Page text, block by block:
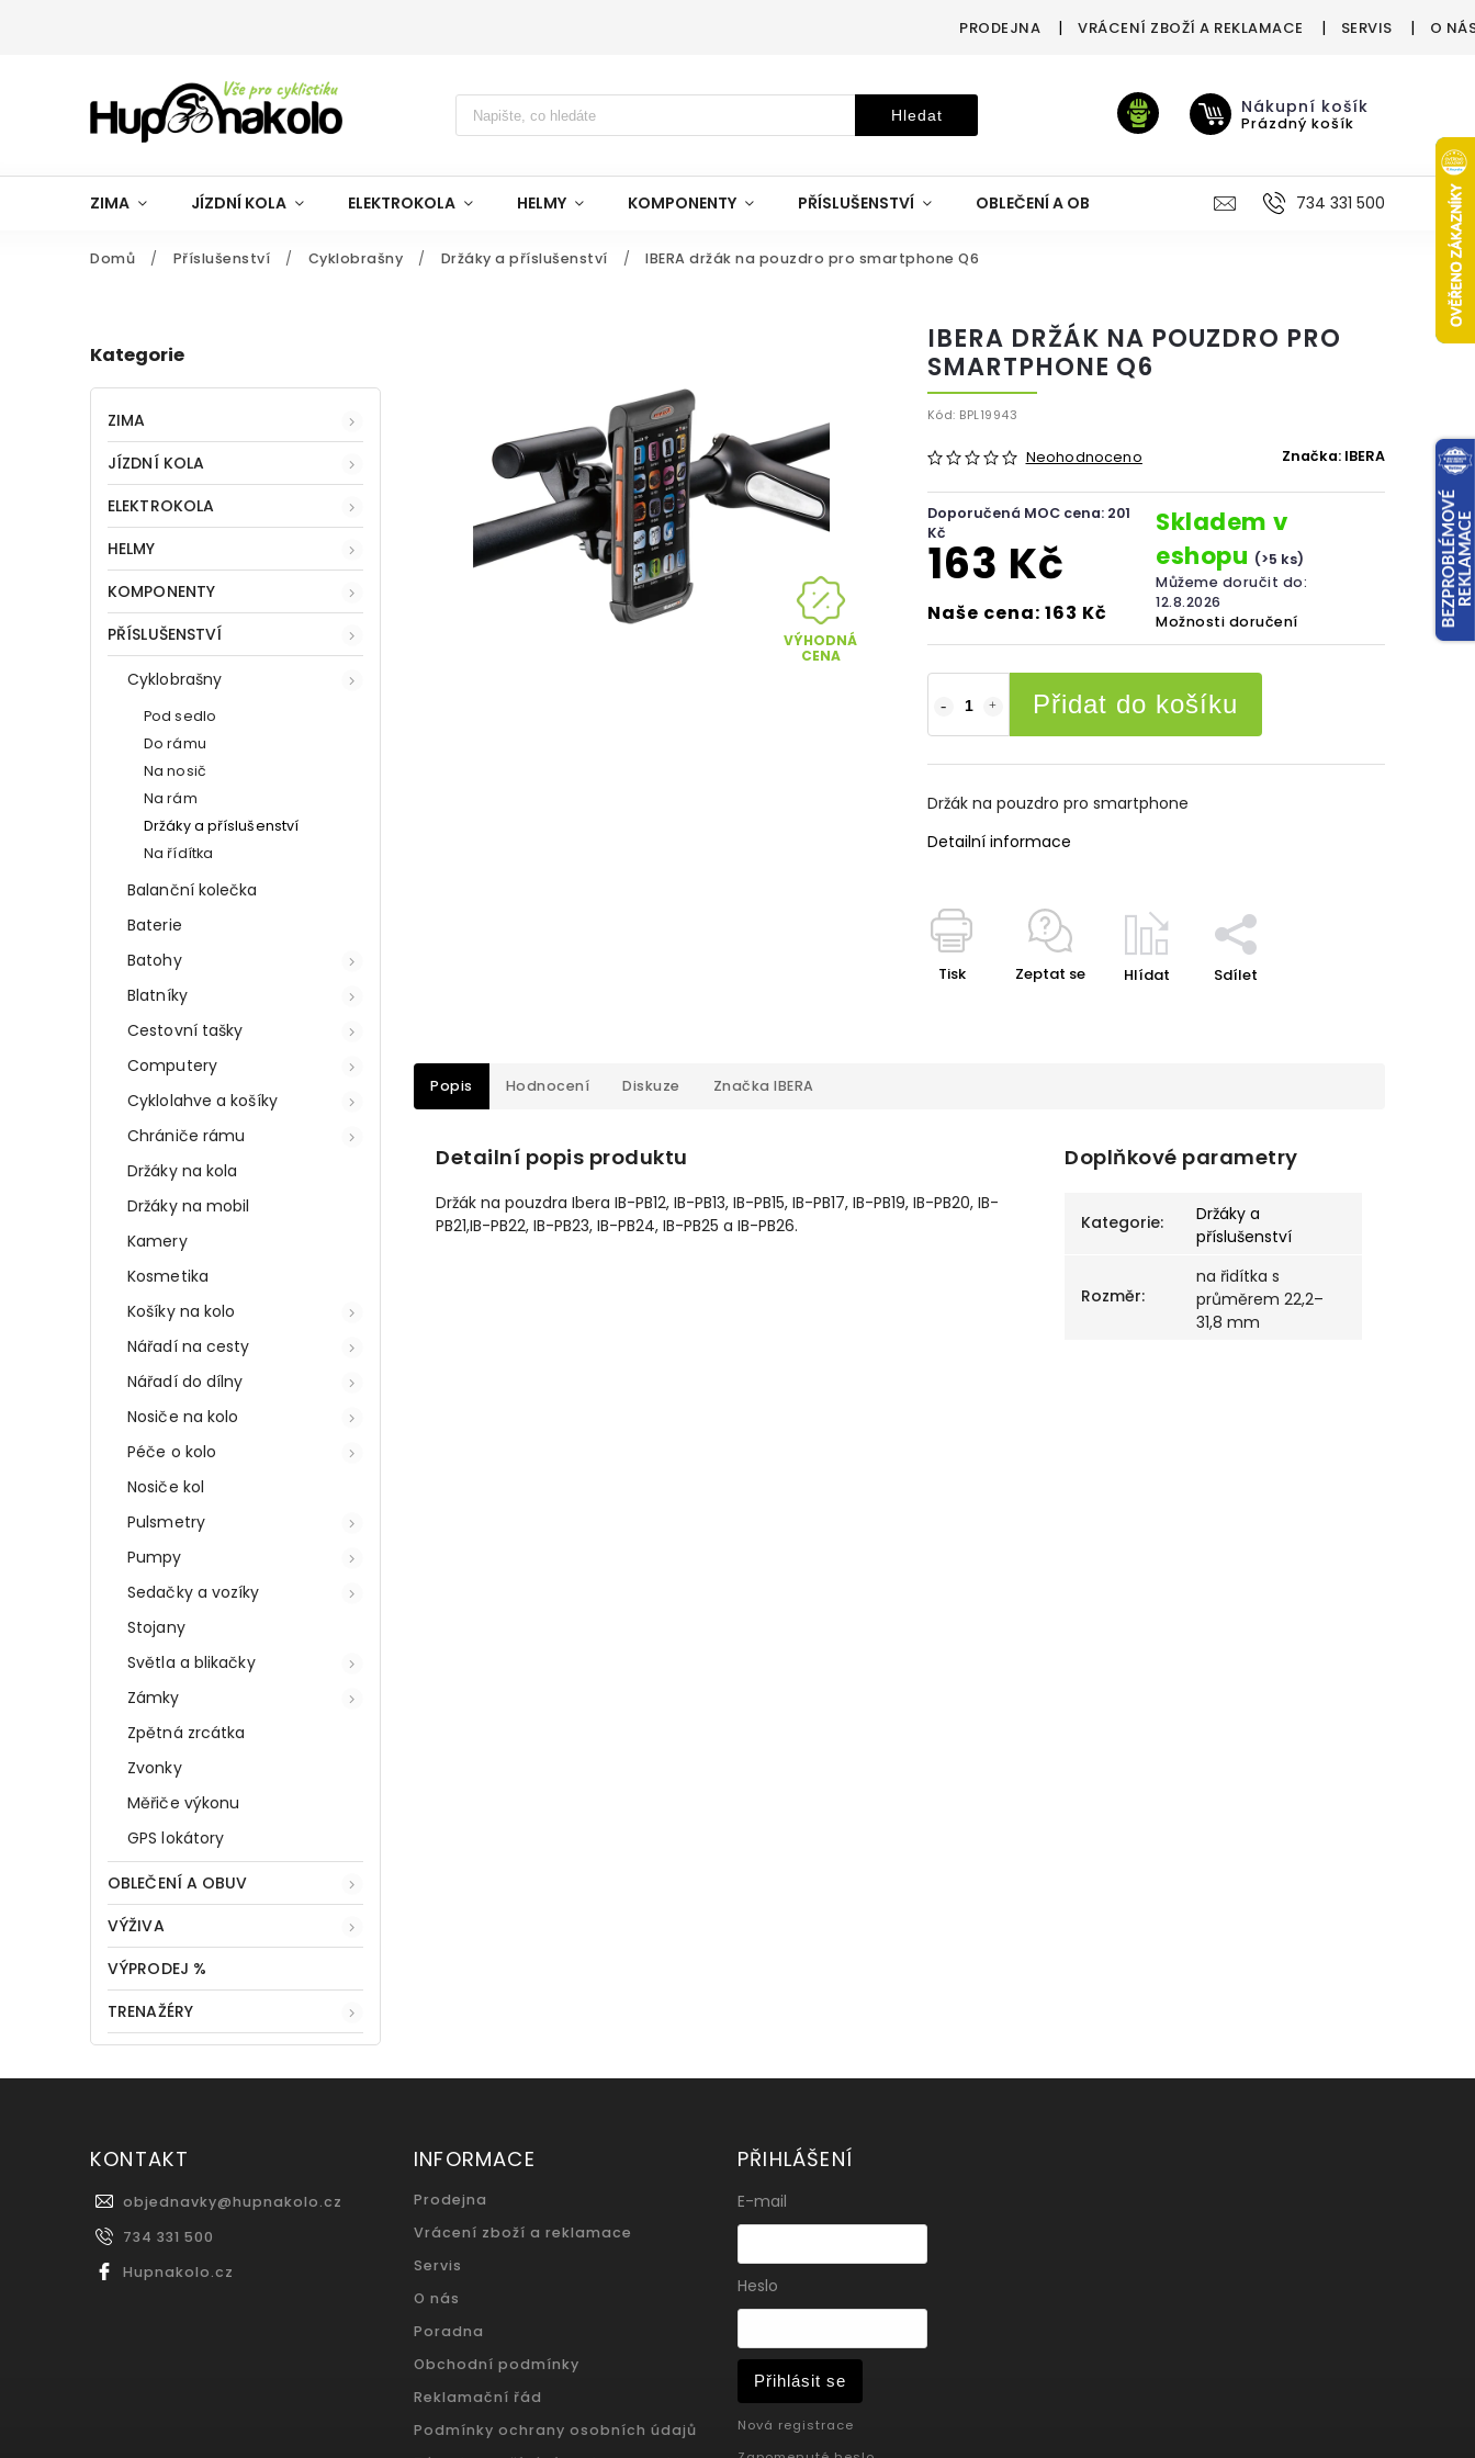
PRODEJNA VRÁCENÍ ZBOŽÍ A REKLAMACE SERVIS O
Hledat Nákupní košík
Prázdný košík
ZIMA JÍZDNÍ KOLA ELEKTROKOLA HELMY KOMPONENTY PŘÍSLUŠENSTVÍ OBLEČENÍ A OBUV VÝŽIVA VÝPRODEJ %
734 331 500
Domů / Příslušenství / Cyklobrašny / Držáky a příslušenství / IBERA držák na pouzdro pro smartphone Q6
Kategorie
ZIMA
JÍZDNÍ KOLA
ELEKTROKOLA
HELMY
KOMPONENTY
PŘÍSLUŠENSTVÍ
Cyklobrašny
Pod sedlo
Do rámu
Na nosič
Na rám
Držáky a příslušenství
Na řídítka
Balanční kolečka
Baterie
Batohy
Blatníky
Cestovní tašky
Computery
Cyklolahve a košíky
Chrániče rámu
Držáky na kola
Držáky na mobil
Kamery
Kosmetika
Košíky na kolo
Nářadí na cesty
Nářadí do dílny
Nosiče na kolo
Péče o kolo
Nosiče kol
Pulsmetry
Pumpy
Sedačky a vozíky
Stojany
Světla a blikačky
Zámky
Zpětná zrcátka
Zvonky
Měřiče výkonu
GPS lokátory
OBLEČENÍ A OBUV
VÝŽIVA
VÝPRODEJ %
TRENAŽÉRY
VÝHODNÁ
CENA
IBERA DRŽÁK NA POUZDRO PRO
SMARTPHONE Q6
Kód: BPL19943
Neohodnoceno Značka: IBERA
Doporučená MOC cena: 201
Kč
163 Kč
Naše cena: 163 Kč
Skladem v
eshopu (>5 ks)
Můžeme doručit do:
12.8.2026
Možnosti doručení
Přidat do košíku
Držák na pouzdro pro smartphone
Detailní informace
Tisk Zeptat se Hlídat Sdílet
Popis Hodnocení Diskuze Značka IBERA
Detailní popis produktu
Držák na pouzdra Ibera IB-PB12, IB-PB13, IB-PB15, IB-PB17, IB-PB19, IB-PB20, IB-
PB21,IB-PB22, IB-PB23, IB-PB24, IB-PB25 a IB-PB26.
Doplňkové parametry
Kategorie:
Držáky a
příslušenství
Rozměr:
na řidítka s
průměrem 22,2–
31,8 mm
KONTAKT
objednavky@hupnakolo.cz
734 331 500
Hupnakolo.cz
INFORMACE
Prodejna
Vrácení zboží a reklamace
Servis
O nás
Poradna
Obchodní podmínky
Reklamační řád
Podmínky ochrany osobních údajů
PŘIHLÁŠENÍ
E-mail
Heslo
Přihlásit se
Nová registrace